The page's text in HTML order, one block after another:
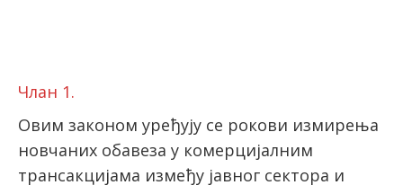
Члан 1.
Овим законом уређују се рокови измирења
новчаних обавеза у комерцијалним
трансакцијама између јавног сектора и